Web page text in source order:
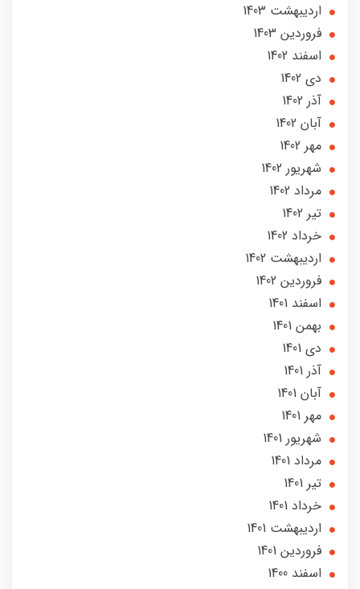
ارديبهشت 1403
فروردین 1403
اسفند 1402
دی 1402
آذر 1402
آبان 1402
مهر 1402
شهریور 1402
مرداد 1402
تير 1402
خرداد 1402
ارديبهشت 1402
فروردین 1402
اسفند 1401
بهمن 1401
دی 1401
آذر 1401
آبان 1401
مهر 1401
شهریور 1401
مرداد 1401
تير 1401
خرداد 1401
ارديبهشت 1401
فروردین 1401
اسفند 1400